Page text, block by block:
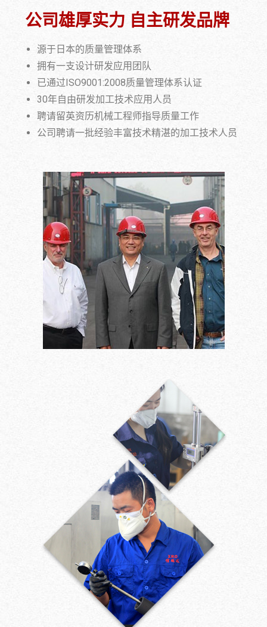
公司雄厚实力 自主研发品牌
源于日本的质量管理体系
拥有一支设计研发应用团队
已通过ISO9001:2008质量管理体系认证
30年自由研发加工技术应用人员
聘请留英资历机械工程师指导质量工作
公司聘请一批经验丰富技术精湛的加工技术人员